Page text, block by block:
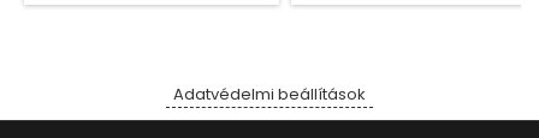
Adatvédelmi beállítások